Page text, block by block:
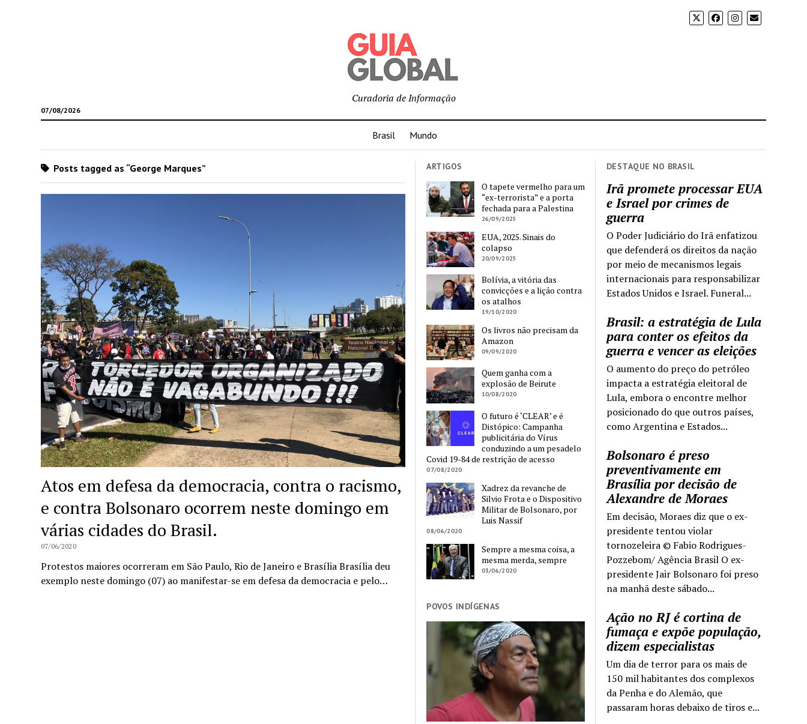
07/08/2026
Curadoria de Informação
Brasil Mundo
DESTAQUE NO BRASIL
Irã promete processar EUA
e Israel por crimes de
guerra
O Poder Judiciário do Irã enfatizou
que defenderá os direitos da nação
por meio de mecanismos legais
internacionais para responsabilizar
Estados Unidos e Israel. Funeral...
Brasil: a estratégia de Lula
para conter os efeitos da
guerra e vencer as eleições
O aumento do preço do petróleo
impacta a estratégia eleitoral de
Lula, embora o encontre melhor
posicionado do que outros países,
como Argentina e Estados...
Bolsonaro é preso
preventivamente em
Brasília por decisão de
Alexandre de Moraes
Em decisão, Moraes diz que o ex-
presidente tentou violar
tornozeleira © Fabio Rodrigues-
Pozzebom/ Agência Brasil O ex-
presidente Jair Bolsonaro foi preso
na manhã deste sábado...
Ação no RJ é cortina de
fumaça e expõe população,
dizem especialistas
Um dia de terror para os mais de
150 mil habitantes dos complexos
da Penha e do Alemão, que
passaram horas debaixo de tiros e...
Posts tagged as “George Marques”
Atos em defesa da democracia, contra o racismo,
e contra Bolsonaro ocorrem neste domingo em
várias cidades do Brasil.
07/06/2020
Protestos maiores ocorreram em São Paulo, Rio de Janeiro e Brasília Brasília deu
exemplo neste domingo (07) ao manifestar-se em defesa da democracia e pelo…
ARTIGOS
O tapete vermelho para um
“ex-terrorista” e a porta
fechada para a Palestina
26/09/2025
EUA, 2025. Sinais do
colapso
20/09/2025
Bolívia, a vitória das
convicções e a lição contra
os atalhos
19/10/2020
Os livros não precisam da
Amazon
09/09/2020
Quem ganha com a
explosão de Beirute
10/08/2020
O futuro é ‘CLEAR’ e é
Distópico: Campanha
publicitária do Vírus
conduzindo a um pesadelo
Covid 19-84 de restrição de acesso
07/08/2020
Xadrez da revanche de
Silvio Frota e o Dispositivo
Militar de Bolsonaro, por
Luis Nassif
08/06/2020
Sempre a mesma coisa, a
mesma merda, sempre
03/06/2020
POVOS INDÍGENAS